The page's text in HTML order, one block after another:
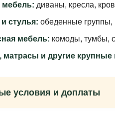
мебель: диваны, кресла,
стулья: обеденные группы,
мебель: комоды, тумбы,
матрасы и другие крупные
условия и доплаты